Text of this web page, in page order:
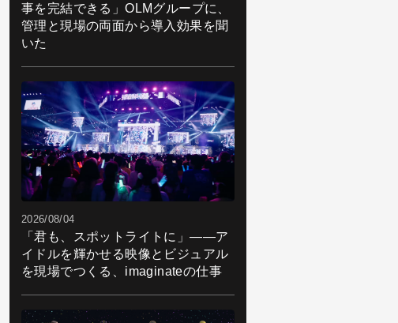
事を完結できる」OLMグループに、
管理と現場の両面から導入効果を聞
いた
2026/08/04
「君も、スポットライトに」――ア
イドルを輝かせる映像とビジュアル
を現場でつくる、imaginateの仕事